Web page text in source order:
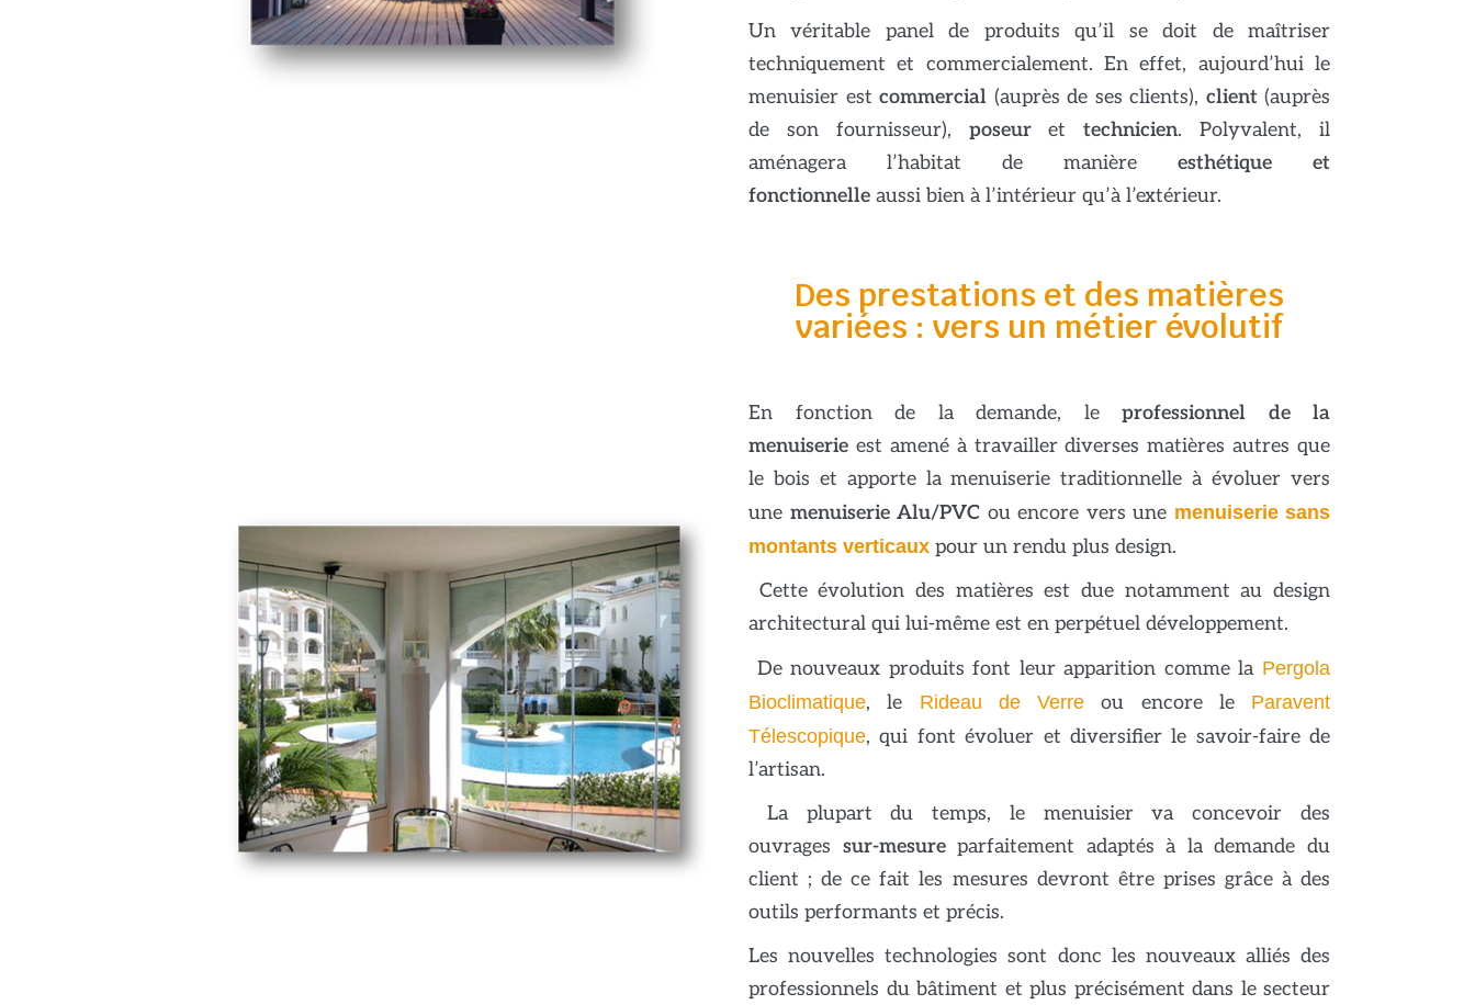
Un véritable panel de produits qu’il se doit de maîtriser
techniquement et commercialement. En effet, aujourd’hui le
menuisier est commercial (auprès de ses clients), client(auprès
de son fournisseur), poseurettechnicien. Polyvalent, il
aménagera l’habitat de manière esthétique et
fonctionnelle aussi bien à l’intérieur qu’à l’extérieur.
Des prestations et des matières
variées : vers un métier évolutif
En fonction de la demande, le professionnel de la
menuiserie est amené à travailler diverses matières autres que
le bois et apporte la menuiserie traditionnelle à évoluer vers
une menuiserie Alu/PVC ou encore vers une menuiserie sans
montants verticaux pour un rendu plus design.
Cette évolution des matières est due notamment au design
architectural qui lui-même est en perpétuel développement.
De nouveaux produits font leur apparition comme la Pergola
Bioclimatique, le Rideau de Verre ou encore leParavent
Télescopique, qui font évoluer et diversifier le savoir-faire de
l’artisan.
La plupart du temps, le menuisier va concevoir des
ouvrages sur-mesureparfaitement adaptés à la demande du
client ; de ce fait les mesures devront être prises grâce à des
outils performants et précis.
Les nouvelles technologies sont donc les nouveaux alliés des
professionnels du bâtiment et plus précisément dans le secteur